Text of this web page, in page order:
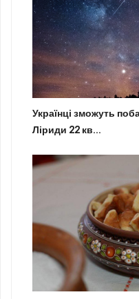
Українці зможуть
Ліриди 22 кв...